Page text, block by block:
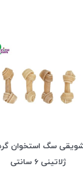
سگ استخوان
ژلاتینی 6 سانتی